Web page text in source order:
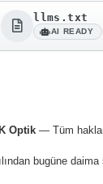
llms.txt
AI READY
Optik— Tüm
bugüne daima